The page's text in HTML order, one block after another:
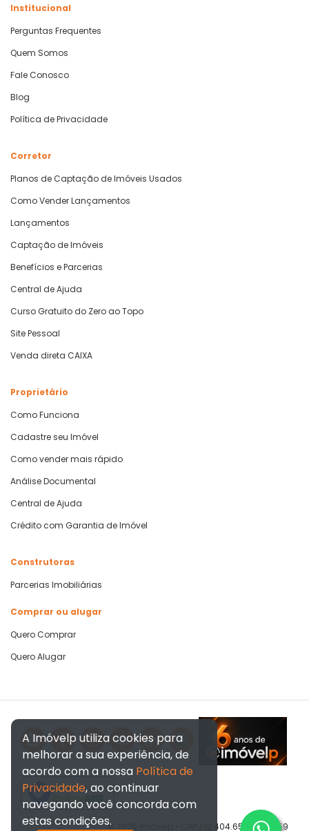
Institucional
Perguntas Frequentes
Quem Somos
Fale Conosco
Blog
Política de Privacidade
Corretor
Planos de Captação de Imóveis Usados
Como Vender Lançamentos
Lançamentos
Captação de Imóveis
Benefícios e Parcerias
Central de Ajuda
Curso Gratuito do Zero ao Topo
Site Pessoal
Venda direta CAIXA
Proprietário
Como Funciona
Cadastre seu Imóvel
Como vender mais rápido
Análise Documental
Central de Ajuda
Crédito com Garantia de Imóvel
Construtoras
Parcerias Imobiliárias
Comprar ou alugar
Quero Comprar
Quero Alugar
Verificada por
© 2026 Imóvelp • CNPJ 12.404.656/0001-59
A Imóvelp utiliza cookies para
melhorar a sua experiência, de
acordo com a nossa Política de
Privacidade, ao continuar
navegando você concorda com
estas condições.